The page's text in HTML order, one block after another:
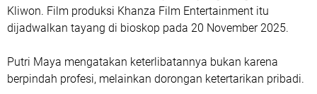
Kliwon. Film produksi Khanza Film Entertainment itu
dijadwalkan tayang di bioskop pada 20 November 2025.
Putri Maya mengatakan keterlibatannya bukan karena
berpindah profesi, melainkan dorongan ketertarikan pribadi.